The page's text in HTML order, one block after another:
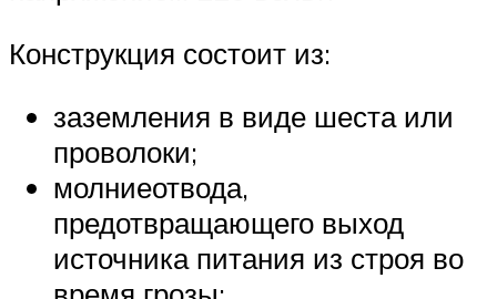
Конструкция состоит из:
заземления в виде шеста или
проволоки;
молниеотвода,
предотвращающего выход
источника питания из строя во